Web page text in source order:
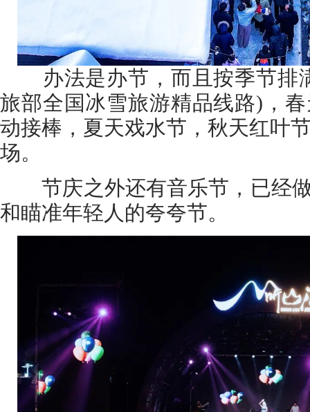
办法是办节，而且按季节排
旅部全国冰雪旅游精品线路)，
动接棒，夏天戏水节，秋天红叶
场。
节庆之外还有音乐节，已经做
和瞄准年轻人的夸夸节。